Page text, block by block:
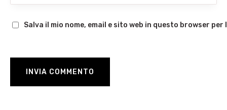
Salva il mio nome, email e sito web in questo browser